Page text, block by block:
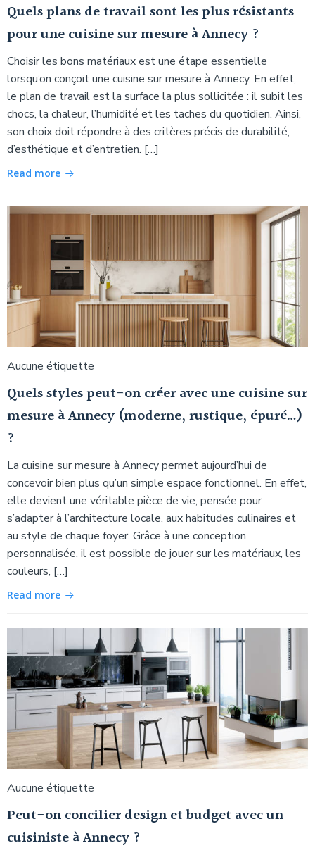
Quels plans de travail sont les plus résistants
pour une cuisine sur mesure à Annecy ?
Choisir les bons matériaux est une étape essentielle
lorsqu’on conçoit une cuisine sur mesure à Annecy. En effet,
le plan de travail est la surface la plus sollicitée : il subit les
chocs, la chaleur, l’humidité et les taches du quotidien. Ainsi,
son choix doit répondre à des critères précis de durabilité,
d’esthétique et d’entretien. […]
Read more
Aucune étiquette
Quels styles peut-on créer avec une cuisine sur
mesure à Annecy (moderne, rustique, épuré…)
?
La cuisine sur mesure à Annecy permet aujourd’hui de
concevoir bien plus qu’un simple espace fonctionnel. En effet,
elle devient une véritable pièce de vie, pensée pour
s’adapter à l’architecture locale, aux habitudes culinaires et
au style de chaque foyer. Grâce à une conception
personnalisée, il est possible de jouer sur les matériaux, les
couleurs, […]
Read more
Aucune étiquette
Peut-on concilier design et budget avec un
cuisiniste à Annecy ?